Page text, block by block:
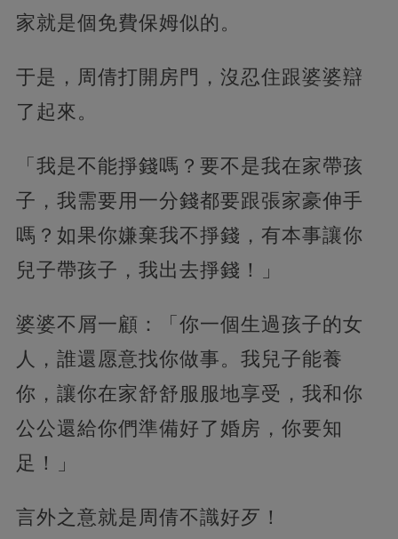
家就是個免費保姆似的。
于是，周倩打開房門，沒忍住跟婆婆辯
了起來。
「我是不能掙錢嗎？要不是我在家帶孩
子，我需要用一分錢都要跟張家豪伸手
嗎？如果你嫌棄我不掙錢，有本事讓你
兒子帶孩子，我出去掙錢！」
婆婆不屑一顧：「你一個生過孩子的女
人，誰還愿意找你做事。我兒子能養
你，讓你在家舒舒服服地享受，我和你
公公還給你們準備好了婚房，你要知
足！」
言外之意就是周倩不識好歹！